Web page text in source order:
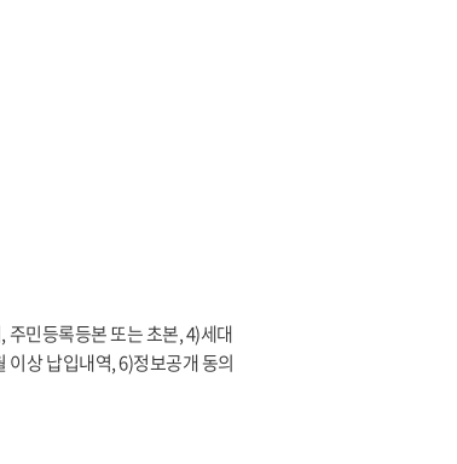
민등록등본 또는 초본, 4)세대
상 납입내역, 6)정보공개 동의